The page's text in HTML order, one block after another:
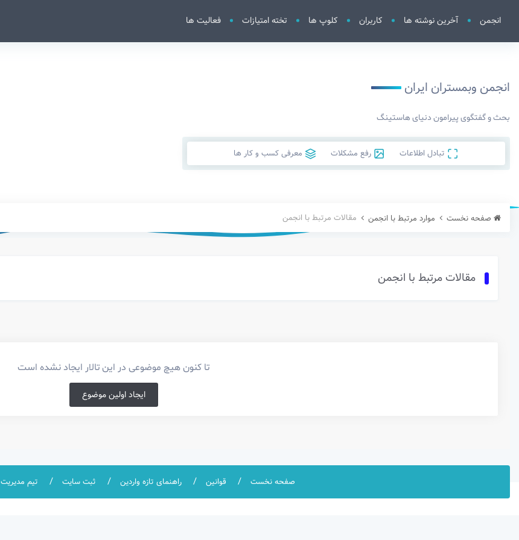
انجمن آخرین نوشته ها کاربران کلوپ ها تخته امتیازات فعالیت ها
انجمن وبمستران ایران
بحث و گفتگوی پیرامون دنیای هاستینگ
تبادل اطلاعات رفع مشکلات معرفی کسب و کار ها
صفحه نخست موارد مرتبط با انجمن مقالات مرتبط با انجمن
مقالات مرتبط با انجمن
تا کنون هیچ موضوعی در این تالار ایجاد نشده است
ایجاد اولین موضوع
صفحه نخست قوانین راهنمای تازه واردین ثبت سایت تیم مدیریت